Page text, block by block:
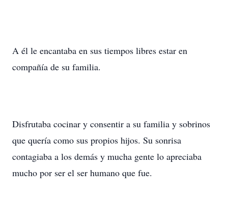
A él le encantaba en sus tiempos libres estar en
compañía de su familia.
Disfrutaba cocinar y consentir a su familia y sobrinos
que quería como sus propios hijos. Su sonrisa
contagiaba a los demás y mucha gente lo apreciaba
mucho por ser el ser humano que fue.